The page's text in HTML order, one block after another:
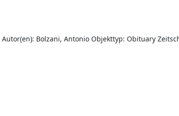
Bolzani, Antonio Objekttyp: Obituary